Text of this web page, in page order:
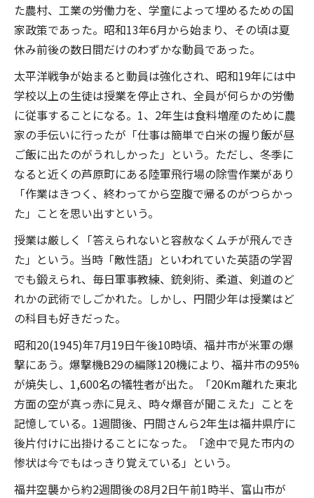
た農村、工業の労働力を、学童によって埋めるための国
家政策であった。昭和13年6月から始まり、その頃は夏
休み前後の数日間だけのわずかな動員であった。
太平洋戦争が始まると動員は強化され、昭和19年には中
学校以上の生徒は授業を停止され、全員が何らかの労働
に従事することになる。1、2年生は食料増産のために農
家の手伝いに行ったが「仕事は簡単で白米の握り飯が昼
ご飯に出たのがうれしかった」という。ただし、冬季に
なると近くの芦原町にある陸軍飛行場の除雪作業があり
「作業はきつく、終わってから空腹で帰るのがつらかっ
た」ことを思い出すという。
授業は厳しく「答えられないと容赦なくムチが飛んでき
た」という。当時「敵性語」といわれていた英語の学習
でも鍛えられ、毎日軍事教練、銃剣術、柔道、剣道のど
れかの武術でしごかれた。しかし、円間少年は授業はど
の科目も好きだった。
昭和20(1945)年7月19日午後10時頃、福井市が米軍の爆
撃にあう。爆撃機B29の編隊120機により、福井市の95%
が焼失し、1,600名の犠牲者が出た。「20Km離れた東北
方面の空が真っ赤に見え、時々爆音が聞こえた」ことを
記憶している。1週間後、円間さんら2年生は福井県庁に
後片付けに出掛けることになった。「途中で見た市内の
惨状は今でもはっきり覚えている」という。
福井空襲から約2週間後の8月2日午前1時半、富山市が